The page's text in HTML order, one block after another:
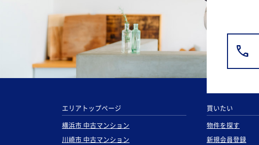
エリアトップページ
横浜市 中古マンション
川崎市 中古マンション
買いたい
物件を探す
新規会員登録